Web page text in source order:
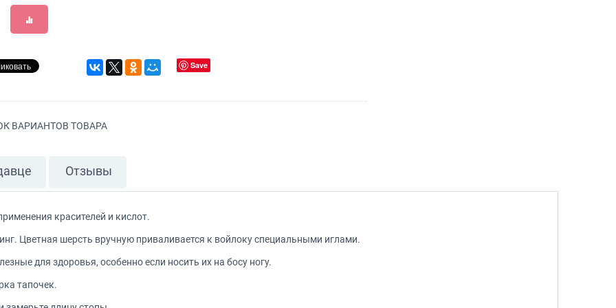
Save
ВАРИАНТОВ ТОВАРА
Отзывы
красителей и кислот.
Цветная шерсть вручную приваливается к войлоку специальными иглами.
для здоровья, особенно если носить их на босу ногу.
тапочек.